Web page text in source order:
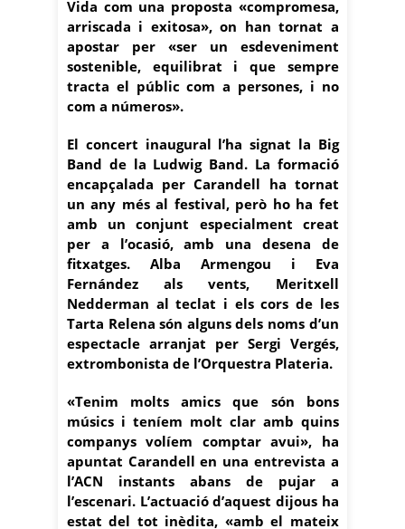
Vida com una proposta «compromesa,
arriscada i exitosa», on han tornat a
apostar per «ser un esdeveniment
sostenible, equilibrat i que sempre
tracta el públic com a persones, i no
com a números».
El concert inaugural l’ha signat la Big
Band de la Ludwig Band. La formació
encapçalada per Carandell ha tornat
un any més al festival, però ho ha fet
amb un conjunt especialment creat
per a l’ocasió, amb una desena de
fitxatges. Alba Armengou i Eva
Fernández als vents, Meritxell
Nedderman al teclat i els cors de les
Tarta Relena són alguns dels noms d’un
espectacle arranjat per Sergi Vergés,
extrombonista de l’Orquestra Plateria.
«Tenim molts amics que són bons
músics i teníem molt clar amb quins
companys volíem comptar avui», ha
apuntat Carandell en una entrevista a
l’ACN instants abans de pujar a
l’escenari. L’actuació d’aquest dijous ha
estat del tot inèdita, «amb el mateix